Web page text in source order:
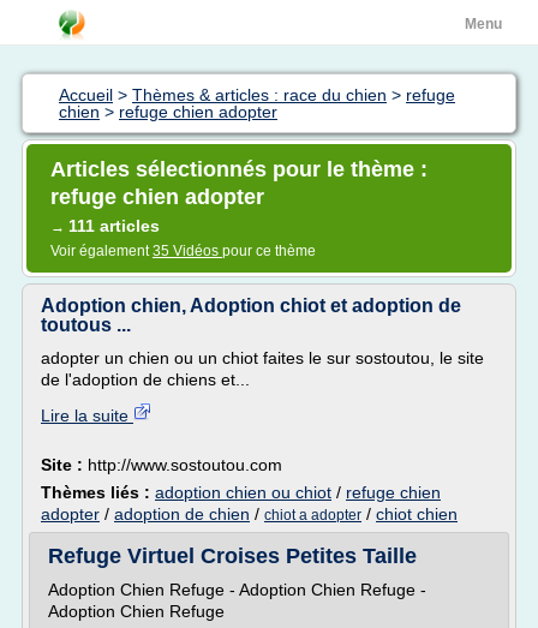
Menu
Accueil > Thèmes & articles : race du chien > refuge
chien > refuge chien adopter
Articles sélectionnés pour le thème :
refuge chien adopter
→ 111 articles
Voir également35 Vidéos pour ce thème
Adoption chien, Adoption chiot et adoption de
toutous ...
adopter un chien ou un chiot faites le sur sostoutou, le site
de l'adoption de chiens et...
Lire la suite
Site : http://www.sostoutou.com
Thèmes liés : adoption chien ou chiot / refuge chien
adopter / adoption de chien / chiot a adopter / chiot chien
Refuge Virtuel Croises Petites Taille
Adoption Chien Refuge - Adoption Chien Refuge -
Adoption Chien Refuge